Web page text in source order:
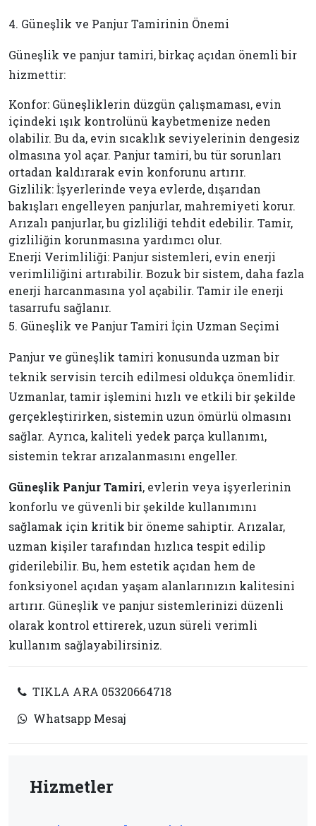
4. Güneşlik ve Panjur Tamirinin Önemi
Güneşlik ve panjur tamiri, birkaç açıdan önemli bir
hizmettir:
Konfor: Güneşliklerin düzgün çalışmaması, evin
içindeki ışık kontrolünü kaybetmenize neden
olabilir. Bu da, evin sıcaklık seviyelerinin dengesiz
olmasına yol açar. Panjur tamiri, bu tür sorunları
ortadan kaldırarak evin konforunu artırır.
Gizlilik: İşyerlerinde veya evlerde, dışarıdan
bakışları engelleyen panjurlar, mahremiyeti korur.
Arızalı panjurlar, bu gizliliği tehdit edebilir. Tamir,
gizliliğin korunmasına yardımcı olur.
Enerji Verimliliği: Panjur sistemleri, evin enerji
verimliliğini artırabilir. Bozuk bir sistem, daha fazla
enerji harcanmasına yol açabilir. Tamir ile enerji
tasarrufu sağlanır.
5. Güneşlik ve Panjur Tamiri İçin Uzman Seçimi
Panjur ve güneşlik tamiri konusunda uzman bir
teknik servisin tercih edilmesi oldukça önemlidir.
Uzmanlar, tamir işlemini hızlı ve etkili bir şekilde
gerçekleştirirken, sistemin uzun ömürlü olmasını
sağlar. Ayrıca, kaliteli yedek parça kullanımı,
sistemin tekrar arızalanmasını engeller.
Güneşlik Panjur Tamiri, evlerin veya işyerlerinin
konforlu ve güvenli bir şekilde kullanımını
sağlamak için kritik bir öneme sahiptir. Arızalar,
uzman kişiler tarafından hızlıca tespit edilip
giderilebilir. Bu, hem estetik açıdan hem de
fonksiyonel açıdan yaşam alanlarınızın kalitesini
artırır. Güneşlik ve panjur sistemlerinizi düzenli
olarak kontrol ettirerek, uzun süreli verimli
kullanım sağlayabilirsiniz.
TIKLA ARA 05320664718
Whatsapp Mesaj
Hizmetler